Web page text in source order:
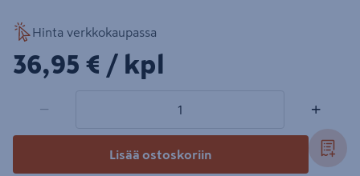
Hinta verkkokaupassa
36,95€/kpl
36,95 € / kpl
− +
Lisää ostoskoriin